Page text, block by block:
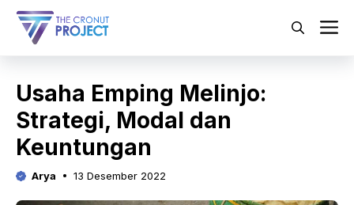
Langsung
Usaha Emping Melinjo:
Strategi, Modal dan
Keuntungan
Arya 13 Desember 2022